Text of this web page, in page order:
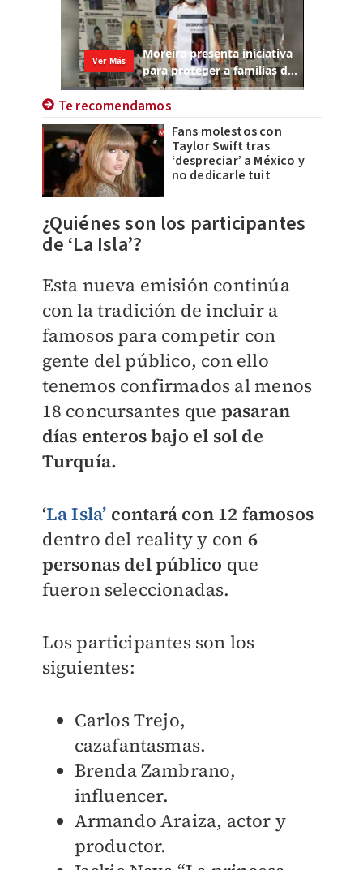
Te recomendamos
Fans molestos con
Taylor Swift tras
‘despreciar’ a México y
no dedicarle tuit
¿Quiénes son los participantes
de ‘La Isla’?
Esta nueva emisión continúa
con la tradición de incluir a
famosos para competir con
gente del público, con ello
tenemos confirmados al menos
18 concursantes que pasaran
días enteros bajo el sol de
Turquía.
‘La Isla’ contará con 12 famosos
dentro del reality y con 6
personas del público que
fueron seleccionadas.
Los participantes son los
siguientes:
Carlos Trejo,
cazafantasmas.
Brenda Zambrano,
influencer.
Armando Araiza, actor y
productor.